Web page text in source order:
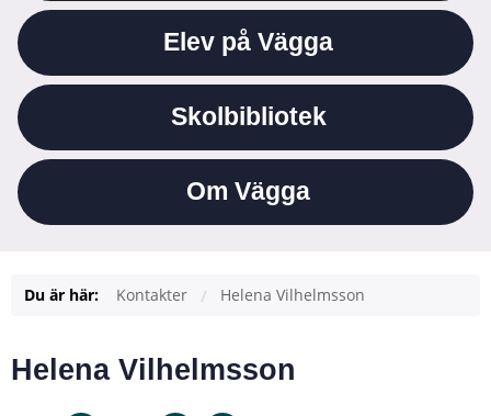
Elev på Vägga
Skolbibliotek
Om Vägga
Du är här: Kontakter Helena Vilhelmsson
Helena Vilhelmsson